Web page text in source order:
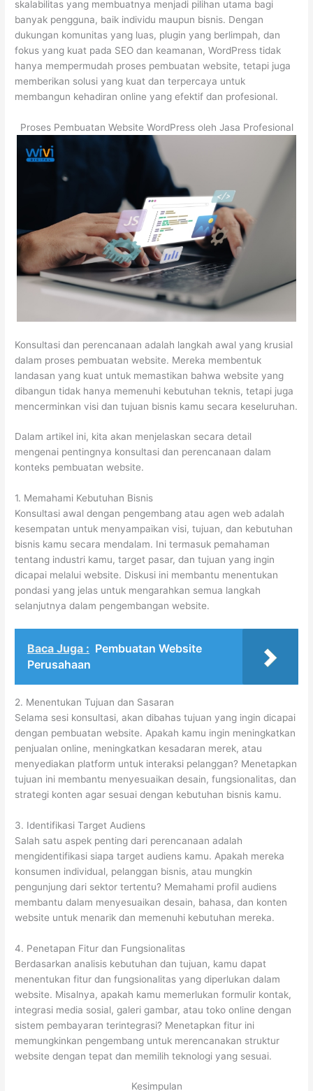
skalabilitas yang membuatnya menjadi pilihan utama bagi
banyak pengguna, baik individu maupun bisnis. Dengan
dukungan komunitas yang luas, plugin yang berlimpah, dan
fokus yang kuat pada SEO dan keamanan, WordPress tidak
hanya mempermudah proses pembuatan website, tetapi juga
memberikan solusi yang kuat dan terpercaya untuk
membangun kehadiran online yang efektif dan profesional.
Proses Pembuatan Website WordPress oleh Jasa Profesional
Konsultasi dan perencanaan adalah langkah awal yang krusial
dalam proses pembuatan website. Mereka membentuk
landasan yang kuat untuk memastikan bahwa website yang
dibangun tidak hanya memenuhi kebutuhan teknis, tetapi juga
mencerminkan visi dan tujuan bisnis kamu secara keseluruhan.
Dalam artikel ini, kita akan menjelaskan secara detail
mengenai pentingnya konsultasi dan perencanaan dalam
konteks pembuatan website.
1. Memahami Kebutuhan Bisnis
Konsultasi awal dengan pengembang atau agen web adalah
kesempatan untuk menyampaikan visi, tujuan, dan kebutuhan
bisnis kamu secara mendalam. Ini termasuk pemahaman
tentang industri kamu, target pasar, dan tujuan yang ingin
dicapai melalui website. Diskusi ini membantu menentukan
pondasi yang jelas untuk mengarahkan semua langkah
selanjutnya dalam pengembangan website.
Baca Juga : Pembuatan Website
Perusahaan
2. Menentukan Tujuan dan Sasaran
Selama sesi konsultasi, akan dibahas tujuan yang ingin dicapai
dengan pembuatan website. Apakah kamu ingin meningkatkan
penjualan online, meningkatkan kesadaran merek, atau
menyediakan platform untuk interaksi pelanggan? Menetapkan
tujuan ini membantu menyesuaikan desain, fungsionalitas, dan
strategi konten agar sesuai dengan kebutuhan bisnis kamu.
3. Identifikasi Target Audiens
Salah satu aspek penting dari perencanaan adalah
mengidentifikasi siapa target audiens kamu. Apakah mereka
konsumen individual, pelanggan bisnis, atau mungkin
pengunjung dari sektor tertentu? Memahami profil audiens
membantu dalam menyesuaikan desain, bahasa, dan konten
website untuk menarik dan memenuhi kebutuhan mereka.
4. Penetapan Fitur dan Fungsionalitas
Berdasarkan analisis kebutuhan dan tujuan, kamu dapat
menentukan fitur dan fungsionalitas yang diperlukan dalam
website. Misalnya, apakah kamu memerlukan formulir kontak,
integrasi media sosial, galeri gambar, atau toko online dengan
sistem pembayaran terintegrasi? Menetapkan fitur ini
memungkinkan pengembang untuk merencanakan struktur
website dengan tepat dan memilih teknologi yang sesuai.
Kesimpulan